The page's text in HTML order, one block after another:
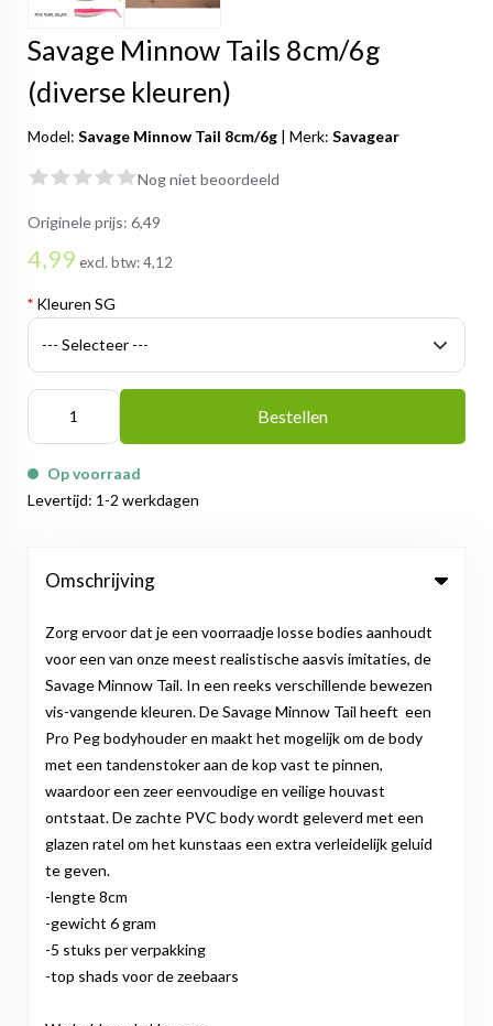
Savage Minnow Tails 8cm/6g
(diverse kleuren)
Model: Savage Minnow Tail 8cm/6g | Merk: Savagear
Nog niet beoordeeld
Originele prijs: 6,49
4,99 excl. btw:4,12
* Kleuren SG
Bestellen
Op voorraad
Levertijd: 1-2 werkdagen
Omschrijving
Zorg ervoor dat je een voorraadje losse bodies aanhoudt
voor een van onze meest realistische aasvis imitaties, de
Savage Minnow Tail. In een reeks verschillende bewezen
vis-vangende kleuren. De Savage Minnow Tail heeft een
Pro Peg bodyhouder en maakt het mogelijk om de body
met een tandenstoker aan de kop vast te pinnen,
waardoor een zeer eenvoudige en veilige houvast
ontstaat. De zachte PVC body wordt geleverd met een
glazen ratel om het kunstaas een extra verleidelijk geluid
te geven.
-lengte 8cm
-gewicht 6 gram
-5 stuks per verpakking
-top shads voor de zeebaars